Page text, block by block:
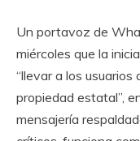
Un portavoz de
miércoles que la
“llevar a los usuarios
propiedad estatal”,
mensajería